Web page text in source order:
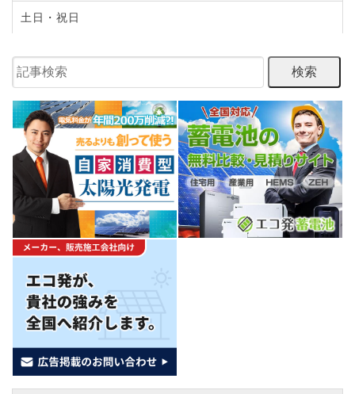
土日・祝日